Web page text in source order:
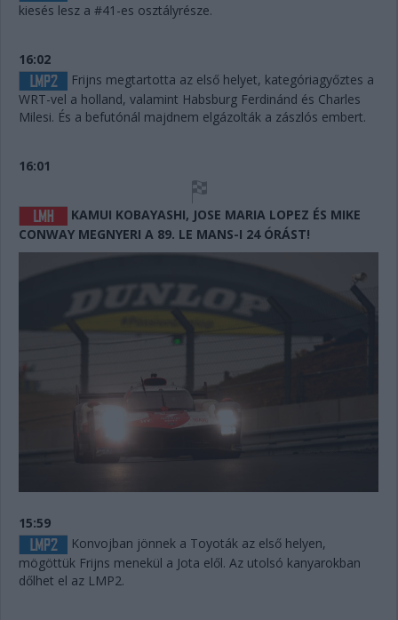
kiesés lesz a #41-es osztályrésze.
16:02
Frijns megtartotta az első helyet, kategóriagyőztes a
WRT-vel a holland, valamint Habsburg Ferdinánd és Charles
Milesi. És a befutónál majdnem elgázolták a zászlós embert.
16:01
KAMUI KOBAYASHI, JOSE MARIA LOPEZ ÉS MIKE
CONWAY MEGNYERI A 89. LE MANS-I 24 ÓRÁST!
15:59
Konvojban jönnek a Toyoták az első helyen,
mögöttük Frijns menekül a Jota elől. Az utolsó kanyarokban
dőlhet el az LMP2.